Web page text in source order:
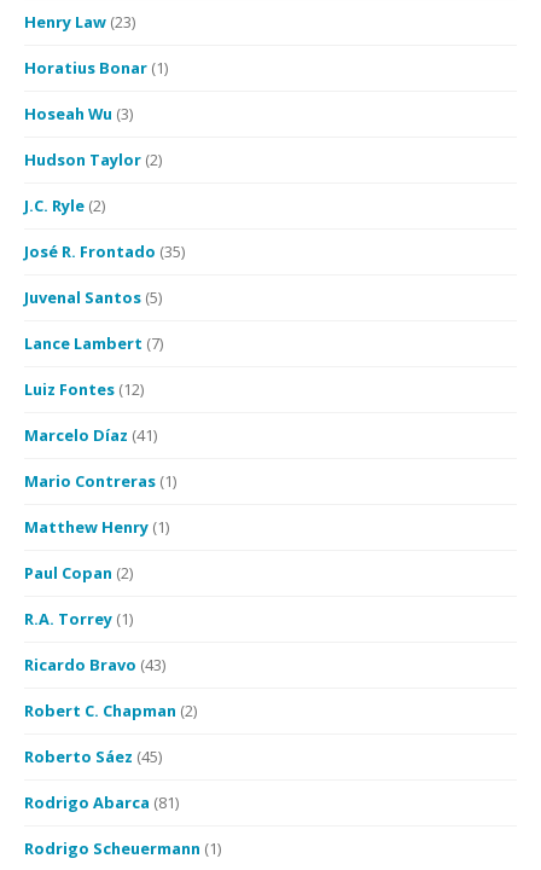
Henry Law (23)
Horatius Bonar (1)
Hoseah Wu (3)
Hudson Taylor (2)
J.C. Ryle (2)
José R. Frontado (35)
Juvenal Santos (5)
Lance Lambert (7)
Luiz Fontes (12)
Marcelo Díaz (41)
Mario Contreras (1)
Matthew Henry (1)
Paul Copan (2)
R.A. Torrey (1)
Ricardo Bravo (43)
Robert C. Chapman (2)
Roberto Sáez (45)
Rodrigo Abarca (81)
Rodrigo Scheuermann (1)